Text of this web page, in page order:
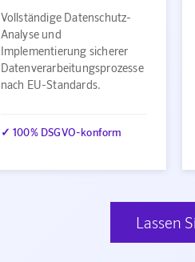
Vollständige Datenschutz-
Analyse und
Implementierung sicherer
Datenverarbeitungsprozesse
nach EU-Standards.
✓ 100% DSGVO-konform
Lassen